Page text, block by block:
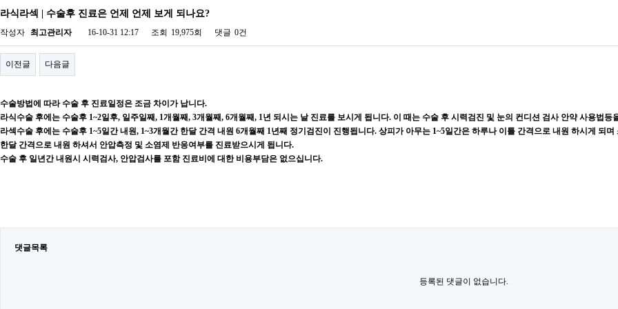
라식라섹 | 수술후 진료은 언제 언제 보게 되나요?
작성자 최고관리자 16-10-31 12:17 조회 19,975회 댓글 0건
이전글 다음글
수술방법에 따라 수술 후 진료일정은 조금 차이가 납니다.
라식수술 후에는 수술후 1~2일후, 일주일째, 1개월째, 3개월째, 6개월째, 1년 되시는 날 진료를 보시게 됩니다. 이 때는 수술 후 시력검진 및 눈의 컨디션 검사 안약 사용법등
라섹수술 후에는 수술후 1~5일간 내원, 1~3개월간 한달 간격 내원 6개월째 1년째 정기검진이 진행됩니다. 상피가 아무는 1~5일간은 하루나 이틀 간격으로 내원 하시게 되
한달 간격으로 내원 하셔서 안압측정 및 소염제 반응여부를 진료받으시게 됩니다.
수술 후 일년간 내원시 시력검사, 안압검사를 포함 진료비에 대한 비용부담은 없으십니다.
댓글목록
등록된 댓글이 없습니다.